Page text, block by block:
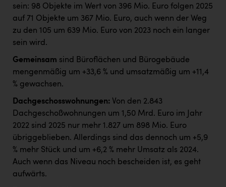
sein: 98 Objekte im Wert von 396 Mio. Euro folgen 2025
auf 71 Objekte um 367 Mio. Euro, auch wenn der Weg
zu den 105 um 639 Mio. Euro von 2023 noch ein langer
sein wird.
Gemeinsam sind Büroflächen und Bürogebäude
mengenmäßig um +33,6 % und umsatzmäßig um +11,4
% gewachsen.
Dachgeschosswohnungen: Von den 2.843
Dachgeschoßwohnungen um 1,50 Mrd. Euro im Jahr
2022 sind 2025 nur mehr 1.827 um 898 Mio. Euro
übriggeblieben. Allerdings sind das dennoch um +5,9
% mehr Stück und um +6,2 % mehr Umsatz als 2024.
Auch wenn das Niveau noch bescheiden ist, es geht
aufwärts.